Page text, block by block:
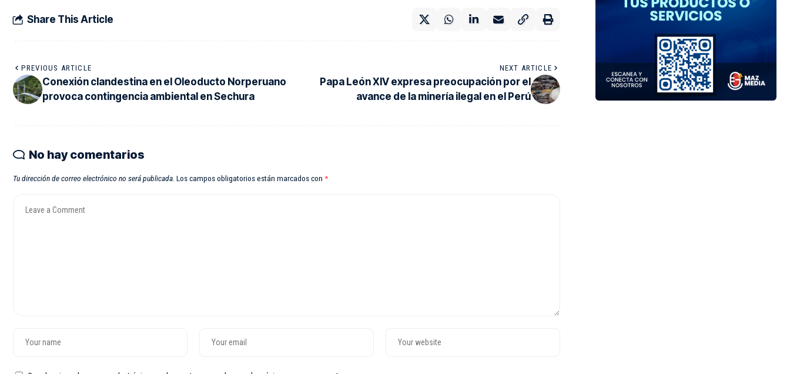
Share This Article
PREVIOUS ARTICLE
Conexión clandestina en el Oleoducto Norperuano
provoca contingencia ambiental en Sechura
NEXT ARTICLE
Papa León XIV expresa preocupación por el
avance de la minería ilegal en el Perú
No hay comentarios
Tu dirección de correo electrónico no será publicada. Los campos obligatorios están marcados con *